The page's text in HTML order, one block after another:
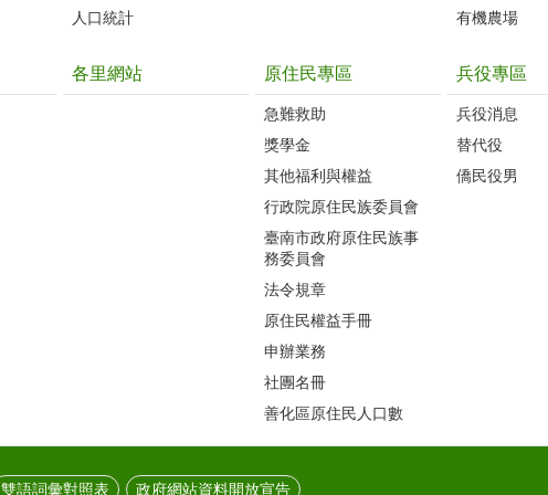
人口統計 有機農場
各里網站 原住民專區
急難救助
獎學金
其他福利與權益
行政院原住民族委員會
臺南市政府原住民族事
務委員會
法令規章
原住民權益手冊
申辦業務
社團名冊
善化區原住民人口數
兵役專區
兵役消息
替代役
僑民役男
雙語詞彙對照表 政府網站資料開放宣告